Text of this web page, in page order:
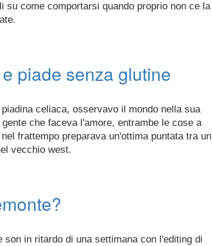
su come comportarsi quando proprio non ce la
piade senza glutine
celiaca, osservavo il mondo nella sua
che faceva l'amore, entrambe le cose a
frattempo preparava un'ottima puntata tra un
vecchio west.
in ritardo di una settimana con l'editing di